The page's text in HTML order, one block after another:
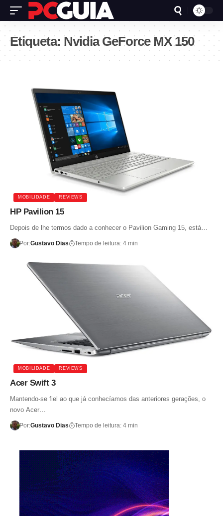
Etiqueta: Nvidia GeForce MX 150
MOBILIDADE REVIEWS
HP Pavilion 15
Depois de lhe termos dado a conhecer o Pavilion Gaming 15, está…
Por:Gustavo Dias Tempo de leitura: 4 min
MOBILIDADE REVIEWS
Acer Swift 3
Mantendo-se fiel ao que já conhecíamos das anteriores gerações, o
novo Acer…
Por:Gustavo Dias Tempo de leitura: 4 min